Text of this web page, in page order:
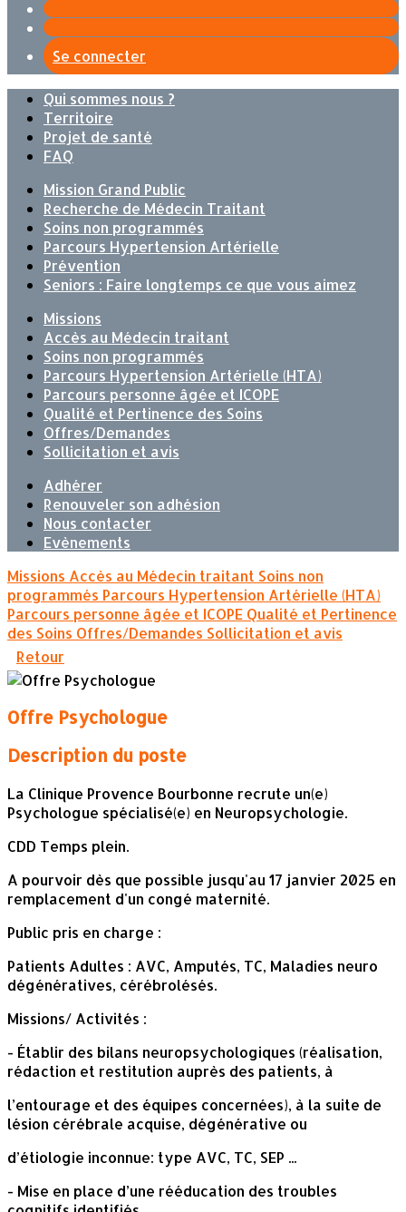
Se connecter
Qui sommes nous ?
Territoire
Projet de santé
FAQ
Mission Grand Public
Recherche de Médecin Traitant
Soins non programmés
Parcours Hypertension Artérielle
Prévention
Seniors : Faire longtemps ce que vous aimez
Missions
Accès au Médecin traitant
Soins non programmés
Parcours Hypertension Artérielle (HTA)
Parcours personne âgée et ICOPE
Qualité et Pertinence des Soins
Offres/Demandes
Sollicitation et avis
Adhérer
Renouveler son adhésion
Nous contacter
Evènements
Missions Accès au Médecin traitant Soins non
programmés Parcours Hypertension Artérielle (HTA)
Parcours personne âgée et ICOPE Qualité et Pertinence
des Soins Offres/Demandes Sollicitation et avis
Retour
Offre Psychologue
Description du poste
La Clinique Provence Bourbonne recrute un(e)
Psychologue spécialisé(e) en Neuropsychologie.
CDD Temps plein.
A pourvoir dès que possible jusqu'au 17 janvier 2025 en
remplacement d'un congé maternité.
Public pris en charge :
Patients Adultes : AVC, Amputés, TC, Maladies neuro
dégénératives, cérébrolésés.
Missions/ Activités :
- Établir des bilans neuropsychologiques (réalisation,
rédaction et restitution auprès des patients, à
l’entourage et des équipes concernées), à la suite de
lésion cérébrale acquise, dégénérative ou
d’étiologie inconnue: type AVC, TC, SEP ...
- Mise en place d’une rééducation des troubles